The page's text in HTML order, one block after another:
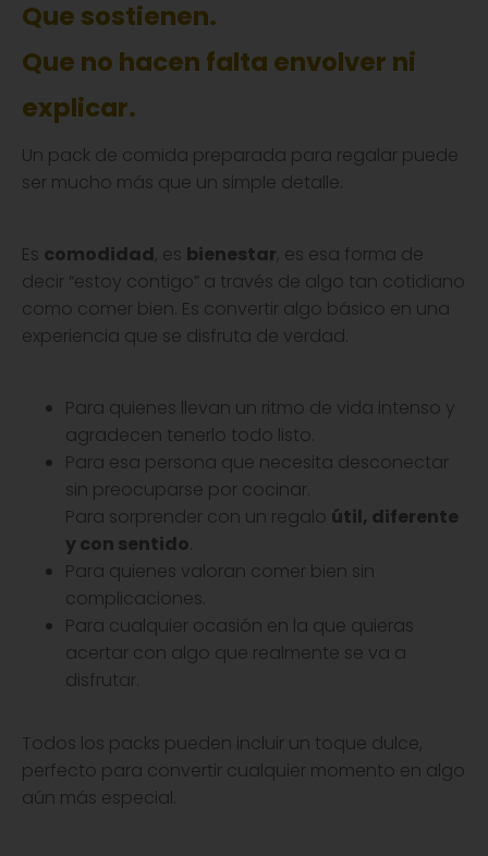
Que sostienen.
Que no hacen falta envolver ni
explicar.
Un pack de comida preparada para regalar puede
ser mucho más que un simple detalle.
Es comodidad, es bienestar, es esa forma de
decir “estoy contigo” a través de algo tan cotidiano
como comer bien. Es convertir algo básico en una
experiencia que se disfruta de verdad.
Para quienes llevan un ritmo de vida intenso y
agradecen tenerlo todo listo.
Para esa persona que necesita desconectar
sin preocuparse por cocinar.
Para sorprender con un regalo útil, diferente
y con sentido
Para quienes valoran comer bien sin
complicaciones.
Para cualquier ocasión en la que quieras
acertar con algo que realmente se va a
disfrutar.
Todos los packs pueden incluir un toque dulce,
perfecto para convertir cualquier momento en algo
aún más especial.